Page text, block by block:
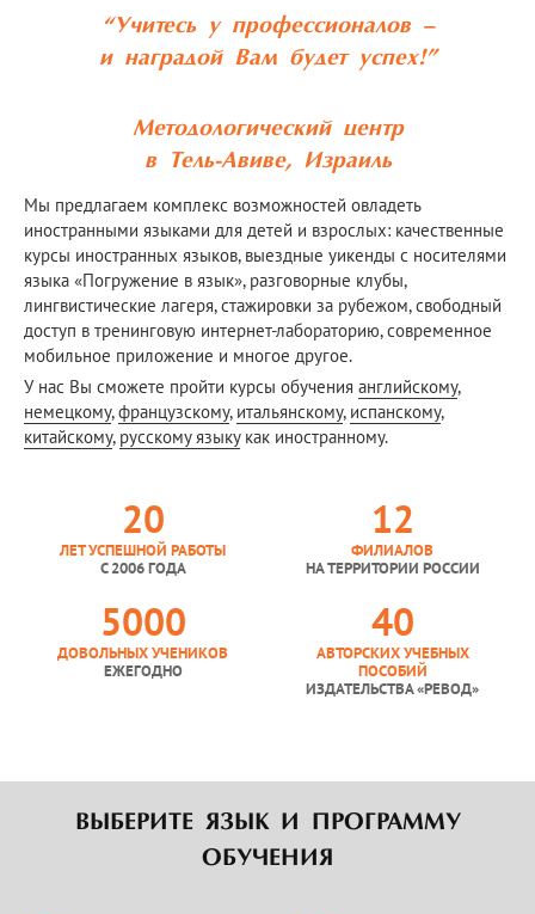
“Учитесь у профессионалов –
и наградой Вам будет успех!”
Методологический центр
в Тель-Авиве, Израиль
Мы предлагаем комплекс возможностей овладеть
иностранными языками для детей и взрослых: качественные
курсы иностранных языков, выездные уикенды с носителями
языка «Погружение в язык», разговорные клубы,
лингвистические лагеря, стажировки за рубежом, свободный
доступ в тренинговую интернет-лабораторию, современное
мобильное приложение и многое другое.
У нас Вы сможете пройти курсы обучения английскому,
немецкому,французскому, итальянскому, испанскому,
китайскому, русскому языкукак иностранному.
20
ЛЕТ УСПЕШНОЙ РАБОТЫ
С 2006 ГОДА
12
ФИЛИАЛОВ
НА ТЕРРИТОРИИ РОССИИ
5000
ДОВОЛЬНЫХ УЧЕНИКОВ
ЕЖЕГОДНО
40
АВТОРСКИХ УЧЕБНЫХ
ПОСОБИЙ
ИЗДАТЕЛЬСТВА «РЕВОД»
ВЫБЕРИТЕ ЯЗЫК И ПРОГРАММУ
ОБУЧЕНИЯ